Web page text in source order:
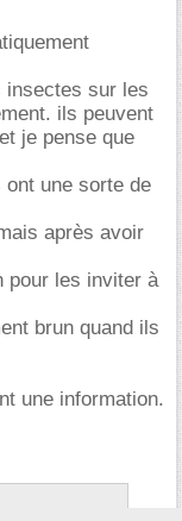
insectes sur les
ils peuvent
je pense que
une sorte de
après avoir
pour les inviter à
brun quand ils
une information.